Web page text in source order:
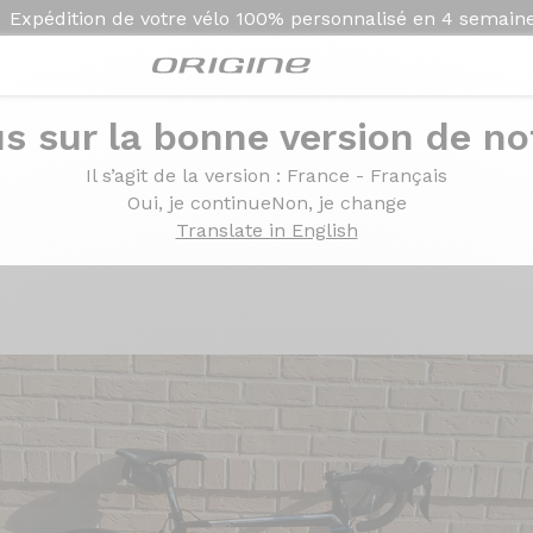
Expédition de votre vélo 100% personnalisé en 4
sur la bonne version de
Il s’agit de la version : France - Français
Oui, je continueNon, je change
Translate in English
Shimano 105 Mavic Aksium Elite
250 Shimano 105